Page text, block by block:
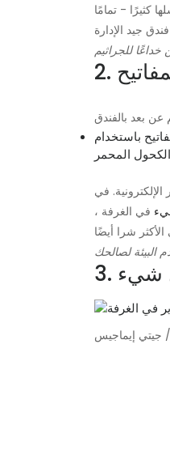
كثيرًا - تمامًا
خداعًا للجراثيم
عن بعد بالفندق
باستخدام
في
في الغرفة ،
شيء
/ جيتي إيماجيس